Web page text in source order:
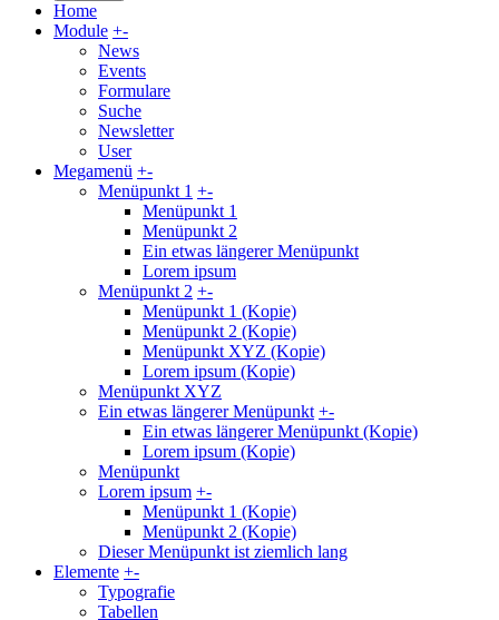
Home
Module +-
News
Events
Formulare
Suche
Newsletter
User
Megamenü +-
Menüpunkt 1 +-
Menüpunkt 1
Menüpunkt 2
Ein etwas längerer Menüpunkt
Lorem ipsum
Menüpunkt 2 +-
Menüpunkt 1 (Kopie)
Menüpunkt 2 (Kopie)
Menüpunkt XYZ (Kopie)
Lorem ipsum (Kopie)
Menüpunkt XYZ
Ein etwas längerer Menüpunkt +-
Ein etwas längerer Menüpunkt (Kopie)
Lorem ipsum (Kopie)
Menüpunkt
Lorem ipsum +-
Menüpunkt 1 (Kopie)
Menüpunkt 2 (Kopie)
Dieser Menüpunkt ist ziemlich lang
Elemente +-
Typografie
Tabellen